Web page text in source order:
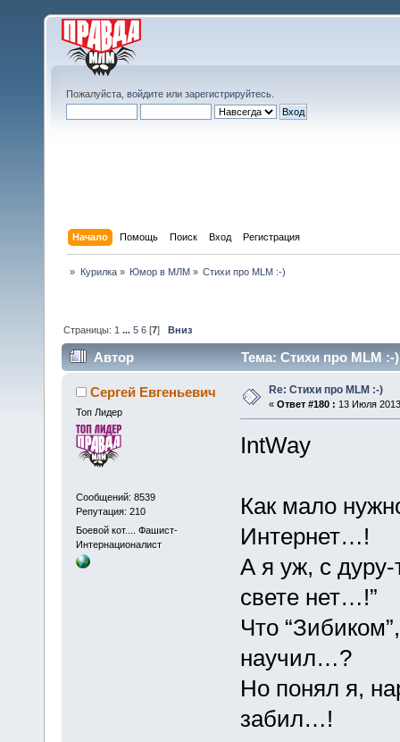
Пожалуйста, войдите или зарегистрируйтесь
Начало Помощь Поиск Вход Регистрация
» Курилка» Юмор в МЛМ » Стихи про MLM :-)
Страницы: 1 ...5 6 [7]Вниз
Автор Тема: Стихи про MLM :-
Сергей Евгеньевич
Топ Лидер
Сообщений: 8539
Репутация: 210
Боевой кот.... Фашист-
Интернационалист
Re: Стихи про MLM :-)
« Ответ #180 : 13 Июля
IntWay
Как мало
Интернет…!
А я уж, с
свете нет…!”
Что
научил…?
Но понял я,
забил…!